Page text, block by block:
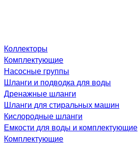
Коллекторы
Комплектующие
Насосные группы
Шланги и подводка для воды
Дренажные шланги
Шланги для стиральных машин
Кислородные шланги
Емкости для воды и комплектующие
Комплектующие